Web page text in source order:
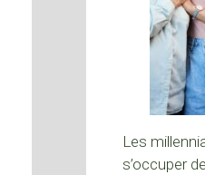
Les
s’occuper